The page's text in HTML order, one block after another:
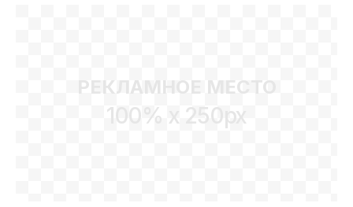
РЕКЛАМНОЕ МЕСТО
100% x 250px